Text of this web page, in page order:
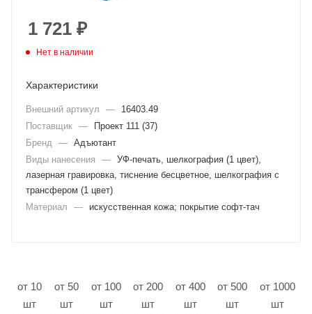
1 721 ₽
Нет в наличии
Характеристики
Внешний артикул —
16403.49
Поставщик —
Проект 111 (37)
Бренд
— Адъютант
Виды нанесения
— УФ-печать, шелкография (1 цвет),
лазерная гравировка, тиснение бесцветное, шелкография с
трансфером (1 цвет)
Материал
— искусственная кожа; покрытие софт-тач
от 10
шт
от 50
шт
от 100
шт
от 200
шт
от 400
шт
от 500
шт
от 1000
шт